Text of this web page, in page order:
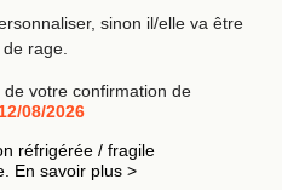
sinon il/elle va être
rage.
votre confirmation de
12/08/2026
réfrigérée / fragile
En savoir plus >